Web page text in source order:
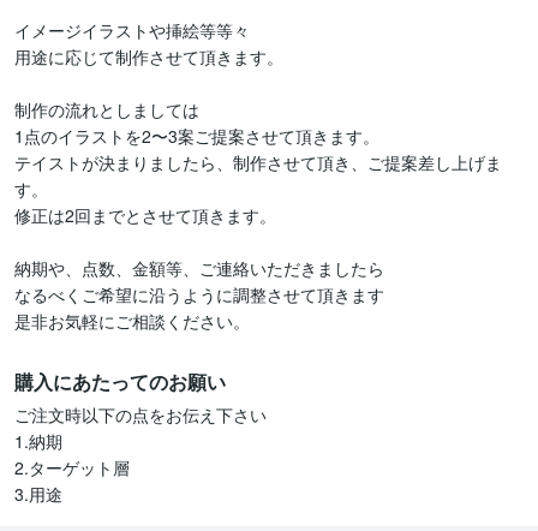
イメージイラストや挿絵等等々
用途に応じて制作させて頂きます。
制作の流れとしましては
1点のイラストを2〜3案ご提案させて頂きます。
テイストが決まりましたら、制作させて頂き、ご提案差し上げま
す。
修正は2回までとさせて頂きます。
納期や、点数、金額等、ご連絡いただきましたら
なるべくご希望に沿うように調整させて頂きます
是非お気軽にご相談ください。
購入にあたってのお願い
ご注文時以下の点をお伝え下さい
1.納期
2.ターゲット層
3.用途